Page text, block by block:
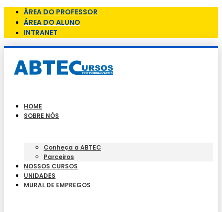
ÁREA DO PROFESSOR
ÁREA DO ALUNO
INTRANET
HOME
SOBRE NÓS
Conheça a ABTEC
Parceiros
NOSSOS CURSOS
UNIDADES
MURAL DE EMPREGOS